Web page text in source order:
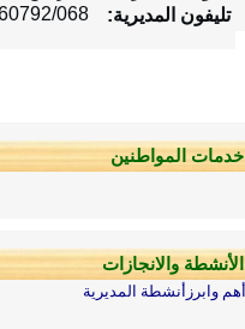
تليفون المديرية:
068
خدمات المواطنين
الأنشطة والانجازات
أهم وابرزأنشطة المديرية